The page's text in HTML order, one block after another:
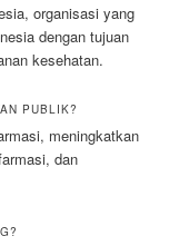
organisasi yang
dengan tujuan
kesehatan.
PUBLIK?
meningkatkan
dan